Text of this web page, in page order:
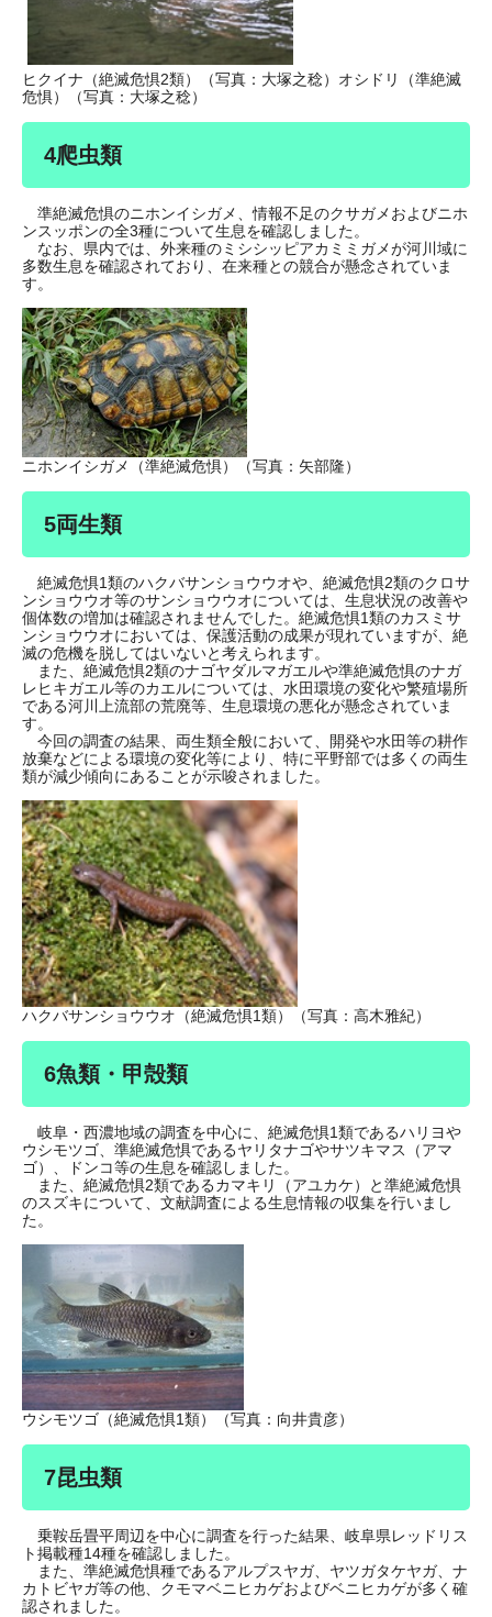
ヒクイナ（絶滅危惧2類）（写真：大塚之稔）オシドリ（準絶滅
危惧）（写真：大塚之稔）
4爬虫類
準絶滅危惧のニホンイシガメ、情報不足のクサガメおよびニホ
ンスッポンの全3種について生息を確認しました。
なお、県内では、外来種のミシシッピアカミミガメが河川域に
多数生息を確認されており、在来種との競合が懸念されていま
す。
ニホンイシガメ（準絶滅危惧）（写真：矢部隆）
5両生類
絶滅危惧1類のハクバサンショウウオや、絶滅危惧2類のクロサ
ンショウウオ等のサンショウウオについては、生息状況の改善や
個体数の増加は確認されませんでした。絶滅危惧1類のカスミサ
ンショウウオにおいては、保護活動の成果が現れていますが、絶
滅の危機を脱してはいないと考えられます。
また、絶滅危惧2類のナゴヤダルマガエルや準絶滅危惧のナガ
レヒキガエル等のカエルについては、水田環境の変化や繁殖場所
である河川上流部の荒廃等、生息環境の悪化が懸念されていま
す。
今回の調査の結果、両生類全般において、開発や水田等の耕作
放棄などによる環境の変化等により、特に平野部では多くの両生
類が減少傾向にあることが示唆されました。
ハクバサンショウウオ（絶滅危惧1類）（写真：高木雅紀）
6魚類・甲殻類
岐阜・西濃地域の調査を中心に、絶滅危惧1類であるハリヨや
ウシモツゴ、準絶滅危惧であるヤリタナゴやサツキマス（アマ
ゴ）、ドンコ等の生息を確認しました。
また、絶滅危惧2類であるカマキリ（アユカケ）と準絶滅危惧
のスズキについて、文献調査による生息情報の収集を行いまし
た。
ウシモツゴ（絶滅危惧1類）（写真：向井貴彦）
7昆虫類
乗鞍岳畳平周辺を中心に調査を行った結果、岐阜県レッドリス
ト掲載種14種を確認しました。
また、準絶滅危惧種であるアルプスヤガ、ヤツガタケヤガ、ナ
カトビヤガ等の他、クモマベニヒカゲおよびベニヒカゲが多く確
認されました。